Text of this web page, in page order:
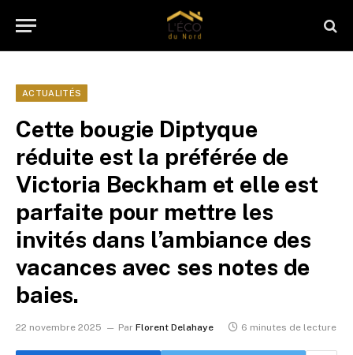
ACTUALITÉS
Cette bougie Diptyque
réduite est la préférée de
Victoria Beckham et elle est
parfaite pour mettre les
invités dans l’ambiance des
vacances avec ses notes de
baies.
22 novembre 2025 Par Florent Delahaye 6 minutes de lecture